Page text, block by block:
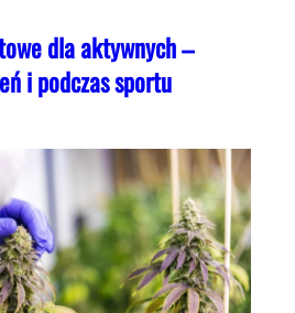
dla aktywnych –
i podczas sportu